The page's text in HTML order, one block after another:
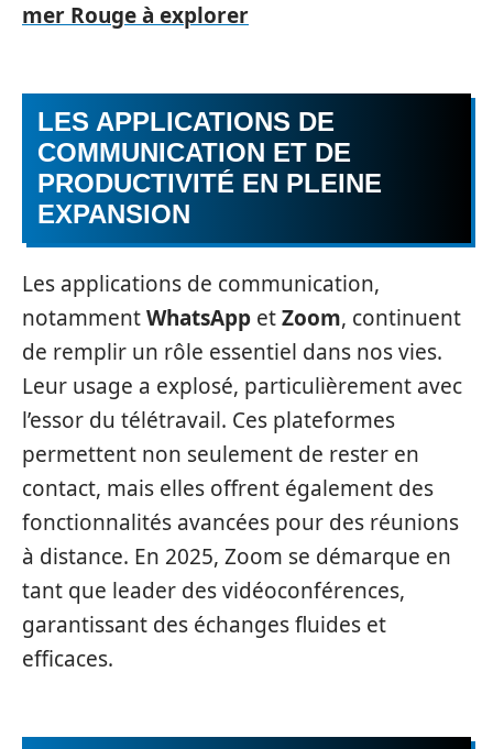
mer Rouge à explorer
LES APPLICATIONS DE
COMMUNICATION ET DE
PRODUCTIVITÉ EN PLEINE
EXPANSION
Les applications de communication,
notammentWhatsApp etZoom, continuent
de remplir un rôle essentiel dans nos vies.
Leur usage a explosé, particulièrement avec
l’essor du télétravail. Ces plateformes
permettent non seulement de rester en
contact, mais elles offrent également des
fonctionnalités avancées pour des réunions
à distance. En 2025, Zoom se démarque en
tant que leader des vidéoconférences,
garantissant des échanges fluides et
efficaces.